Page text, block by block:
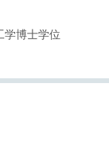
学博士学位